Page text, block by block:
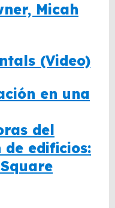
Micah
(Video)
en una
del
edificios: